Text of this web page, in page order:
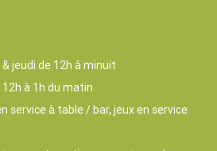
jeudi de 12h à minuit
à 1h du matin
service à table / bar, jeux en service